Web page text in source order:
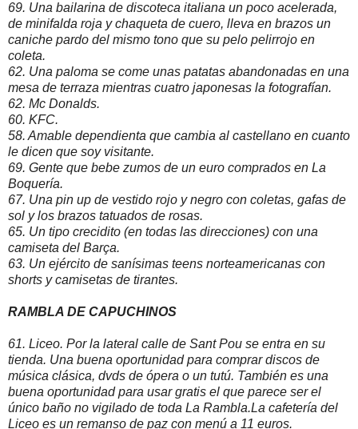
69. Una bailarina de discoteca italiana un poco acelerada,
de minifalda roja y chaqueta de cuero, lleva en brazos un
caniche pardo del mismo tono que su pelo pelirrojo en
coleta.
62. Una paloma se come unas patatas abandonadas en una
mesa de terraza mientras cuatro japonesas la fotografían.
62. Mc Donalds.
60. KFC.
58. Amable dependienta que cambia al castellano en cuanto
le dicen que soy visitante.
69. Gente que bebe zumos de un euro comprados en La
Boquería.
67. Una pin up de vestido rojo y negro con coletas, gafas de
sol y los brazos tatuados de rosas.
65. Un tipo crecidito (en todas las direcciones) con una
camiseta del Barça.
63. Un ejército de sanísimas teens norteamericanas con
shorts y camisetas de tirantes.
RAMBLA DE CAPUCHINOS
61. Liceo. Por la lateral calle de Sant Pou se entra en su
tienda. Una buena oportunidad para comprar discos de
música clásica, dvds de ópera o un tutú. También es una
buena oportunidad para usar gratis el que parece ser el
único baño no vigilado de toda La Rambla.La cafetería del
Liceo es un remanso de paz con menú a 11 euros.